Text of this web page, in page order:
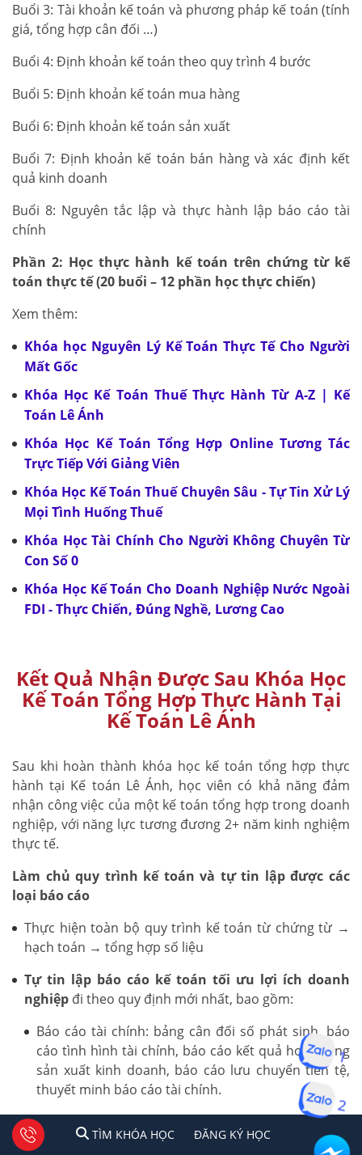
Buổi 3: Tài khoản kế toán và phương pháp kế toán (tính
giá, tổng hợp cân đối …)
Buổi 4: Định khoản kế toán theo quy trình 4 bước
Buổi 5: Định khoản kế toán mua hàng
Buổi 6: Định khoản kế toán sản xuất
Buổi 7: Định khoản kế toán bán hàng và xác định kết
quả kinh doanh
Buổi 8: Nguyên tắc lập và thực hành lập báo cáo tài
chính
Phần 2: Học thực hành kế toán trên chứng từ kế
toán thực tế (20 buổi – 12 phần học thực chiến)
Xem thêm:
Khóa học Nguyên Lý Kế Toán Thực Tế Cho Người
Mất Gốc
Khóa Học Kế Toán Thuế Thực Hành Từ A-Z | Kế
Toán Lê Ánh
Khóa Học Kế Toán Tổng Hợp Online Tương Tác
Trực Tiếp Với Giảng Viên
Khóa Học Kế Toán Thuế Chuyên Sâu - Tự Tin Xử Lý
Mọi Tình Huống Thuế
Khóa Học Tài Chính Cho Người Không Chuyên Từ
Con Số 0
Khóa Học Kế Toán Cho Doanh Nghiệp Nước Ngoài
FDI - Thực Chiến, Đúng Nghề, Lương Cao
Kết Quả Nhận Được Sau Khóa Học
Kế Toán Tổng Hợp Thực Hành Tại
Kế Toán Lê Ánh
Sau khi hoàn thành khóa học kế toán tổng hợp thực
hành tại Kế toán Lê Ánh, học viên có khả năng đảm
nhận công việc của một kế toán tổng hợp trong doanh
nghiệp, với năng lực tương đương 2+ năm kinh nghiệm
thực tế.
Làm chủ quy trình kế toán và tự tin lập được các
loại báo cáo
Thực hiện toàn bộ quy trình kế toán từ chứng từ →
hạch toán → tổng hợp số liệu
Tự tin lập báo cáo kế toán tối ưu lợi ích doanh
nghiệp đi theo quy định mới nhất, bao gồm:
Báo cáo tài chính: bảng cân đối số phát sinh, báo
cáo tình hình tài chính, báo cáo kết quả hoạt động
sản xuất kinh doanh, báo cáo lưu chuyển tiền tệ,
thuyết minh báo cáo tài chính.
Báo cáo thuế: Tờ khai thuế GTGT, TNCN, TNDN
theo quy định hiện hành
TÌM KHÓA HỌC ĐĂNG KÍ HỌC
1 2 Tư vấn facebook
TÌM KHÓA HỌC ĐĂNG KÝ HỌC
1